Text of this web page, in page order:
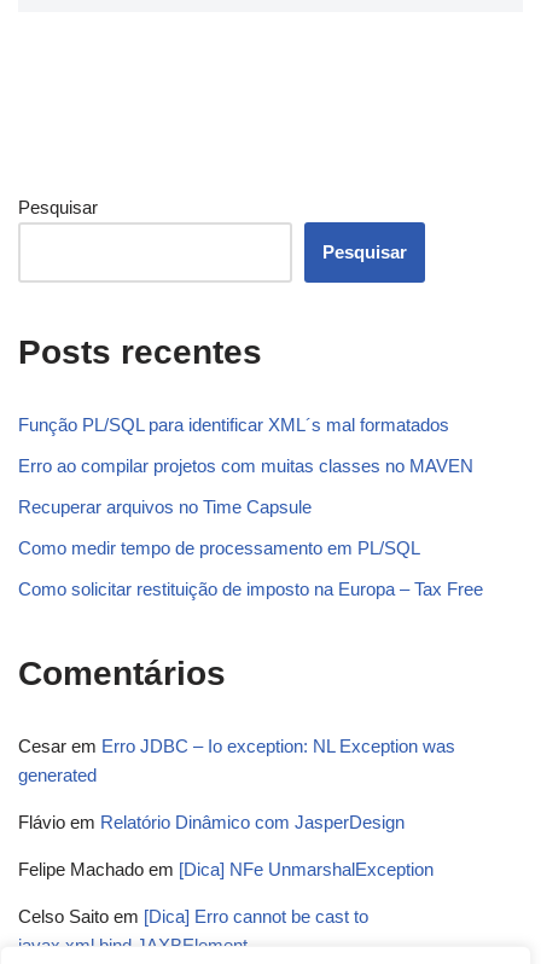
Pesquisar
Pesquisar
Posts recentes
Função PL/SQL para identificar XML´s mal formatados
Erro ao compilar projetos com muitas classes no MAVEN
Recuperar arquivos no Time Capsule
Como medir tempo de processamento em PL/SQL
Como solicitar restituição de imposto na Europa – Tax Free
Comentários
Cesar em Erro JDBC – Io exception: NL Exception was
generated
Flávio em Relatório Dinâmico com JasperDesign
Felipe Machado em [Dica] NFe UnmarshalException
Celso Saito em [Dica] Erro cannot be cast to
javax.xml.bind.JAXBElement